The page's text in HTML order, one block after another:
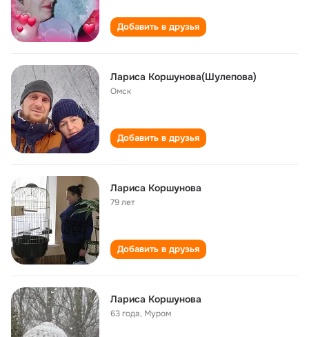
Добавить в друзья
Лариса Коршунова(Шулепова)
Омск
Добавить в друзья
Лариса Коршунова
79 лет
Добавить в друзья
Лариса Коршунова
63 года, Муром